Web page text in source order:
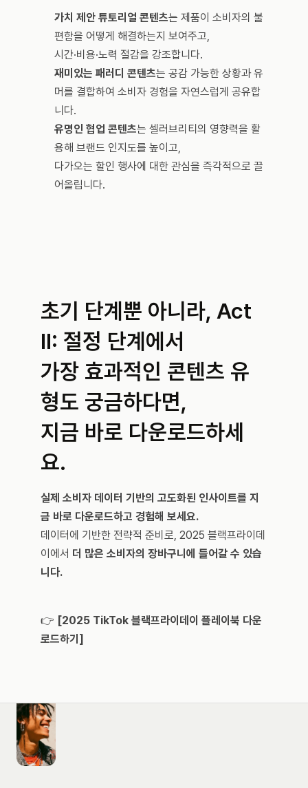
가치 제안 튜토리얼 콘텐츠는 제품이 소비자의 불
편함을 어떻게 해결하는지 보여주고,
시간·비용·노력 절감을 강조합니다.
재미있는 패러디 콘텐츠는 공감 가능한 상황과 유
머를 결합하여 소비자 경험을 자연스럽게 공유합
니다.
유명인 협업 콘텐츠는 셀러브리티의 영향력을 활
용해 브랜드 인지도를 높이고,
다가오는 할인 행사에 대한 관심을 즉각적으로 끌
어올립니다.
초기 단계뿐 아니라, Act
II: 절정 단계에서
가장 효과적인 콘텐츠 유
형도 궁금하다면,
지금 바로 다운로드하세
요.
실제 소비자 데이터 기반의 고도화된 인사이트를 지
금 바로 다운로드하고 경험해 보세요.
데이터에 기반한 전략적 준비로, 2025 블랙프라이데
이에서 더 많은 소비자의 장바구니에 들어갈 수 있습
니다.
👉 [2025 TikTok 블랙프라이데이 플레이북 다운
로드하기]